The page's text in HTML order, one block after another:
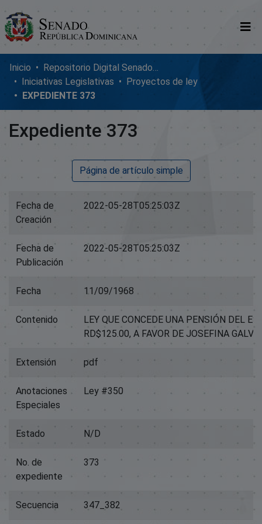
Comunidades
Glosario
Nosotros
Inicio
Repositorio Digital SenadoRD
Iniciativas Legislativas
Proyectos de ley
EXPEDIENTE 373
Expediente 373
Página de artículo simple
Fecha de
Creación
2022-05-28T05:25:03Z
Fecha de
Publicación
2022-05-28T05:25:03Z
Fecha 11/09/1968
Contenido
LEY QUE CONCEDE UNA PENSIÓN DEL
RD$125.00, A FAVOR DE JOSEFINA
Extensión pdf
Anotaciones
Especiales
Ley #350
Estado N/D
No. de
expediente
373
Secuencia 347_382